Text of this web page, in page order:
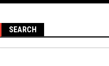
SEARCH